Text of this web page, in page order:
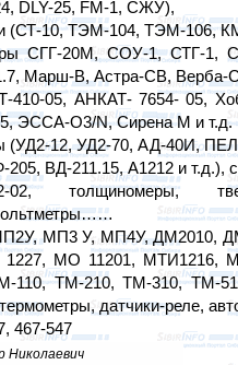
DLY-25, FM-1, СЖУ),
(СТ-10, ТЭМ-104, ТЭМ-106,
CГГ-20М, СОУ-1, СТГ-
Марш-В, Астра-СВ, Верба-
410-05, АНКАТ- 7654- 05,
ЭССА-О3/N, Сирена М и т.д.
(УД2-12, УД2-70, АД-40И,
ВД-211.15, А1212 и т.д.),
02, толщиномеры,
МП3 У, МП4У, ДМ2010,
МО 11201, МТИ1216,
ТМ-210, ТМ-310, ТМ-510
датчики-реле,
467-547
Николаевич